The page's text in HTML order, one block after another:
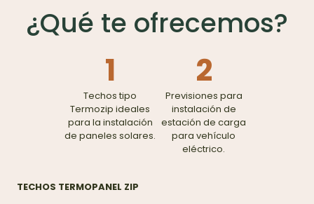
¿Qué te ofrecemos?
1
Techos tipo
Termozip ideales
para la instalación
de paneles solares.
2
Previsiones para
instalación de
estación de carga
para vehículo
eléctrico.
TECHOS TERMOPANEL ZIP